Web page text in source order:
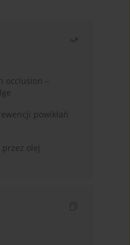
occlusion –
powikłań
przez olej